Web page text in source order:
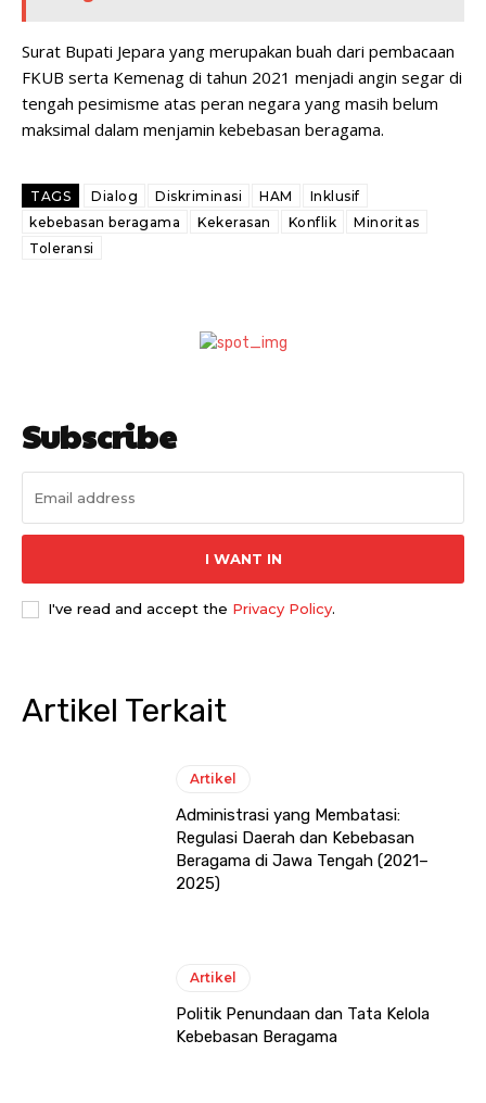
Surat Bupati Jepara yang merupakan buah dari pembacaan
FKUB serta Kemenag di tahun 2021 menjadi angin segar di
tengah pesimisme atas peran negara yang masih belum
maksimal dalam menjamin kebebasan beragama.
TAGS Dialog Diskriminasi HAM
Inklusif
kebebasan beragama
Kekerasan Konflik
Minoritas
Toleransi
Subscribe
I WANT IN
I've read and accept the Privacy Policy.
Artikel Terkait
Artikel
Administrasi yang Membatasi:
Regulasi Daerah dan Kebebasan
Beragama di Jawa Tengah (2021–
2025)
Artikel
Politik Penundaan dan Tata Kelola
Kebebasan Beragama